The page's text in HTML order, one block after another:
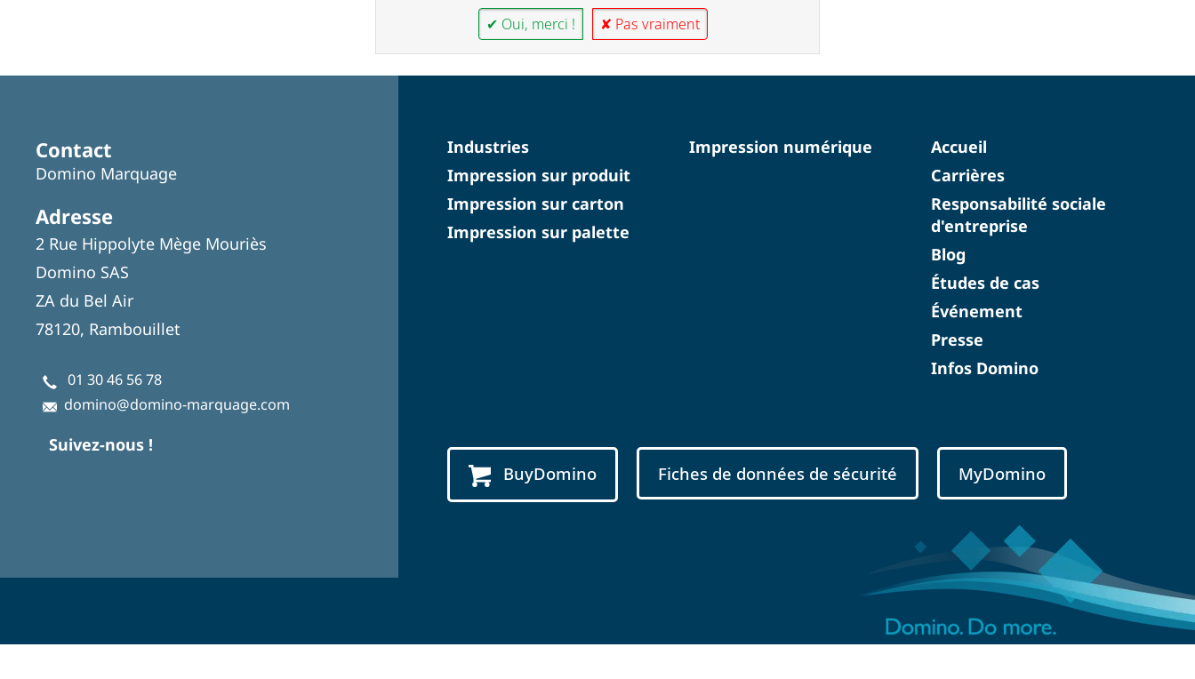
✔ Oui, merci ! ✘ Pas vraiment
Contact
Domino Marquage
Adresse
2 Rue Hippolyte Mège Mouriès
Domino SAS
ZA du Bel Air
78120, Rambouillet
01 30 46 56 78
domino@domino-marquage.com
Suivez-nous !
Industries
Impression sur produit
Impression sur carton
Impression sur palette
Impression numérique
Accueil
Carrières
Responsabilité sociale
d'entreprise
Blog
Études de cas
Événement
Presse
Infos Domino
BuyDomino Fiches de données de sécurité MyDomino